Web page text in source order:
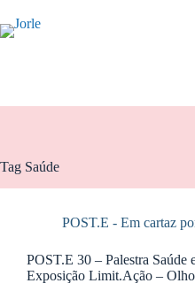
para
o
Tag Saúde
POST.E - Em cartaz
POST.E 30 – Palestra Saúde
Exposição Limit.Ação –